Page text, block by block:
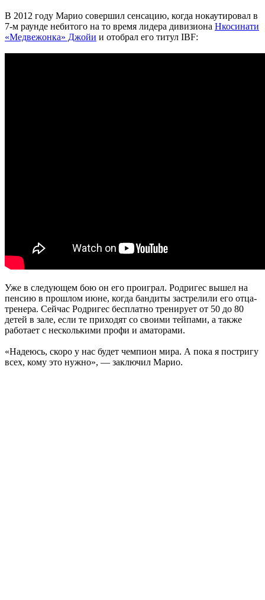
В 2012 году Марио совершил сенсацию, когда нокаутировал в
7-м раунде небитого на то время лидера дивизиона Нкосинати
«Медвежонка» Джойи и отобрал его титул IBF:
Уже в следующем бою он его проиграл. Родригес вышел на
пенсию в прошлом июне, когда бандиты застрелили его отца-
тренера. Сейчас Родригес бесплатно тренирует от 50 до 80
детей в зале, если те приходят со своими тейпами, а также
работает с несколькими профи и аматорами.
«Надеюсь, скоро у нас будет чемпион мира. А пока я постригу
всех, кому это нужно», — заключил Марио.